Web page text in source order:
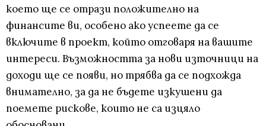
което ще се отрази положително на
финансите ви, особено ако успеете да се
включите в проект, който отговаря на вашите
интереси. Възможността за нови източници на
доходи ще се появи, но трябва да се подхожда
внимателно, за да не бъдете изкушени да
поемете рискове, които не са изцяло